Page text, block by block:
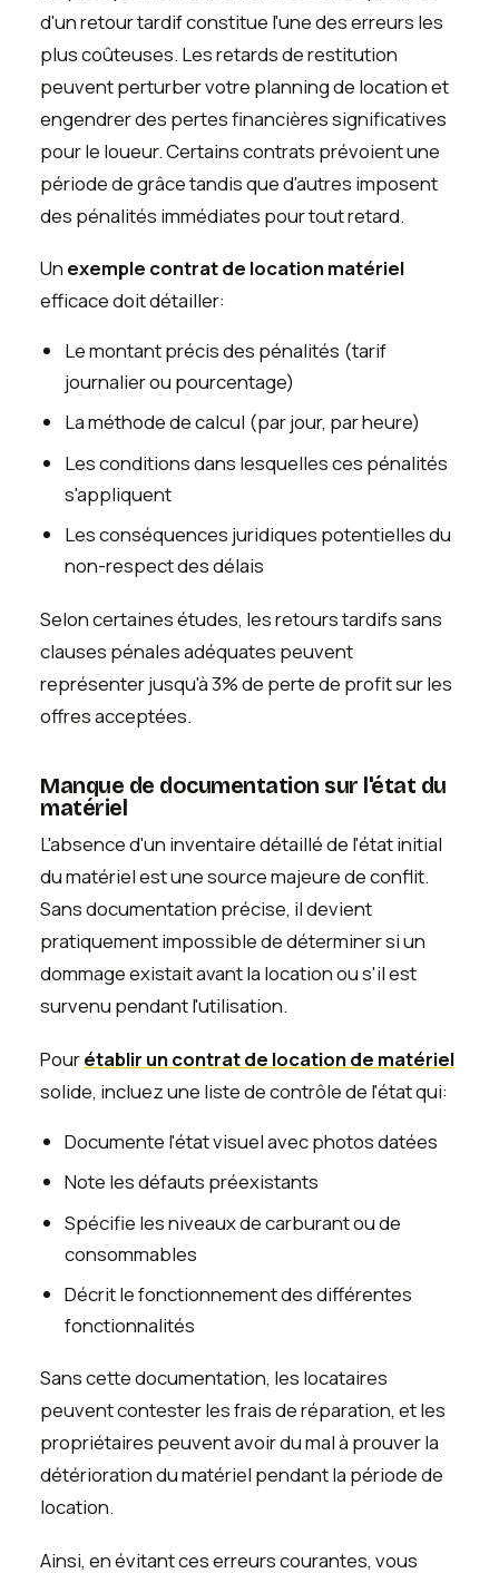
d'un retour tardif constitue l'une des erreurs les
plus coûteuses. Les retards de restitution
peuvent perturber votre planning de location et
engendrer des pertes financières significatives
pour le loueur. Certains contrats prévoient une
période de grâce tandis que d'autres imposent
des pénalités immédiates pour tout retard.
Un exemple contrat de location matériel
efficace doit détailler:
Le montant précis des pénalités (tarif
journalier ou pourcentage)
La méthode de calcul (par jour, par heure)
Les conditions dans lesquelles ces pénalités
s'appliquent
Les conséquences juridiques potentielles du
non-respect des délais
Selon certaines études, les retours tardifs sans
clauses pénales adéquates peuvent
représenter jusqu'à 3% de perte de profit sur les
offres acceptées.
Manque de documentation sur l'état du
matériel
L'absence d'un inventaire détaillé de l'état initial
du matériel est une source majeure de conflit.
Sans documentation précise, il devient
pratiquement impossible de déterminer si un
dommage existait avant la location ou s'il est
survenu pendant l'utilisation.
Pourétablir un contrat de location de matériel
solide, incluez une liste de contrôle de l'état qui:
Documente l'état visuel avec photos datées
Note les défauts préexistants
Spécifie les niveaux de carburant ou de
consommables
Décrit le fonctionnement des différentes
fonctionnalités
Sans cette documentation, les locataires
peuvent contester les frais de réparation, et les
propriétaires peuvent avoir du mal à prouver la
détérioration du matériel pendant la période de
location.
Ainsi, en évitant ces erreurs courantes, vous